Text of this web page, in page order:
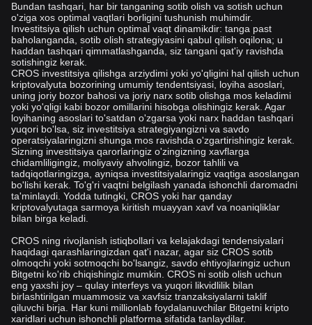
Bundan tashqari, har bir tanganing sotib olish va sotish uchun
o'ziga xos optimal vaqtlari borligini tushunish muhimdir.
Investitsiya qilish uchun optimal vaqt dinamikdir: tanga past
baholanganda, sotib olish strategiyasini qabul qilish oqilona; u
haddan tashqari qimmatlashganda, siz tangani qat'iy ravishda
sotishingiz kerak.
CROS investitsiya qilishga arziydimi yoki yo'qligini hal qilish uchun
kriptovalyuta bozorining umumiy tendentsiyasi, loyiha asoslari,
uning joriy bozor bahosi va joriy narx sotib olishga mos keladimi
yoki yo'qligi kabi bozor omillarini hisobga olishingiz kerak. Agar
loyihaning asoslari to'satdan o'zgarsa yoki narx haddan tashqari
yuqori bo'lsa, siz investitsiya strategiyangizni va savdo
operatsiyalaringizni shunga mos ravishda o'zgartirishingiz kerak.
Sizning investitsiya qarorlaringiz o'zingizning xavflarga
chidamliligingiz, moliyaviy ahvolingiz, bozor tahlili va
tadqiqotlaringizga, ayniqsa investitsiyalaringiz vaqtiga asoslangan
bo'lishi kerak. To'g'ri vaqtni belgilash yanada ishonchli daromadni
ta'minlaydi. Yodda tutingki, CROS yoki har qanday
kriptovalyutaga sarmoya kiritish muayyan xavf va noaniqliklar
bilan birga keladi.
CROS ning rivojlanish istiqbollari va kelajakdagi tendensiyalari
haqidagi qarashlaringizdan qat'i nazar, agar siz CROS sotib
olmoqchi yoki sotmoqchi bo'lsangiz, savdo ehtiyojlaringiz uchun
Bitgetni ko'rib chiqishingiz mumkin. CROS ni sotib olish uchun
eng yaxshi joy – qulay interfeys va yuqori likvidlilik bilan
birlashtirilgan muammosiz va xavfsiz tranzaksiyalarni taklif
qiluvchi birja. Har kuni millionlab foydalanuvchilar Bitgetni kripto
xaridlari uchun ishonchli platforma sifatida tanlaydilar.